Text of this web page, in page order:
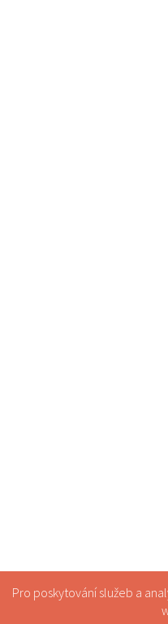
Pro poskytování služeb a